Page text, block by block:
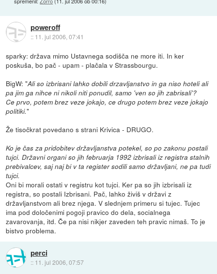
poweroff
:: 11. jul 2006, 07:41
sparky: država mimo Ustavnega sodišča ne more iti. In ker
poskuša, bo pač - upam - plačala v Strassbourgu.
BigW: "Ali so izbrisani lahko dobili drzavljanstvo in ga niso hoteli ali
pa jim ga nihce ni nikoli niti ponudil, samo 'ven so jih zabrisali'?
Ce prvo, potem brez veze jokajo, ce drugo potem brez veze jokajo
politiki."
Že tisočkrat povedano s strani Krivica - DRUGO.
Ko je čas za pridobitev državljanstva potekel, so po zakonu postali
tujci. Državni organi so jih februarja 1992 izbrisali iz registra stalnih
prebivalcev, saj naj bi v ta register sodili samo državljani, ne pa tudi
tujci.
Oni bi morali ostati v registru kot tujci. Ker pa so jih izbrisali iz
registra, so postali Izbrisani. Pač, lahko živiš v državi z
državljanstvom ali brez njega. V slednjem primeru si tujec. Tujec
ima pod določenimi pogoji pravico do dela, socialnega
zavarovanja, itd. Če pa nisi nikjer zaveden teh pravic nimaš. To je
bistvo problema.
perci
:: 11. jul 2006, 07:57